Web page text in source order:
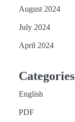
August 2024
July 2024
April 2024
Categories
English
PDF